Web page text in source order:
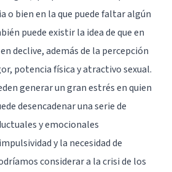
o bien en la que puede faltar algún
puede existir la idea de que en
declive, además de la percepción
potencia física y atractivo sexual.
generar un gran estrés en quien
desencadenar una serie de
y emocionales
y la necesidad de
considerar a la crisi de los